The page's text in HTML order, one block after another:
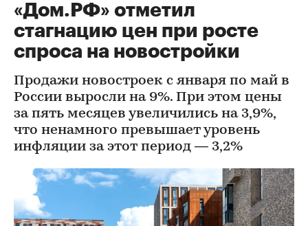
«Дом.РФ» отметил
стагнацию цен при росте
спроса на новостройки
Продажи новостроек с января по май в
России выросли на 9%. При этом цены
за пять месяцев увеличились на 3,9%,
что ненамного превышает уровень
инфляции за этот период — 3,2%